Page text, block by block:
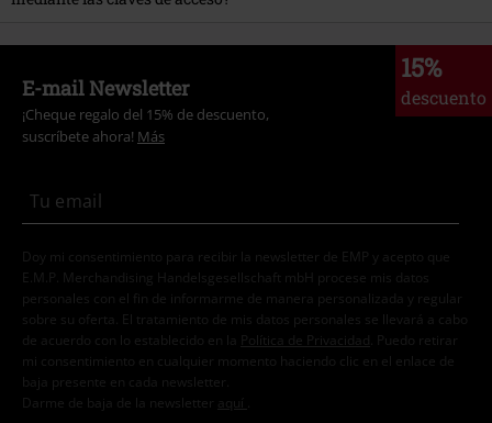
utilizados por tu dispositivo.
15%
descuento
E-mail Newsletter
¡Cheque regalo del 15% de descuento,
suscríbete ahora! Más
Doy mi consentimiento para recibir la newsletter de EMP y acepto que
E.M.P. Merchandising Handelsgesellschaft mbH procese mis datos
personales con el fin de informarme de manera personalizada y regular
sobre su oferta. El tratamiento de mis datos personales se llevará a cabo
de acuerdo con lo establecido en la
Política de Privacidad . Puedo retirar
mi consentimiento en cualquier momento haciendo clic en el enlace de
baja presente en cada newsletter.
Darme de baja de la newsletter
aquí